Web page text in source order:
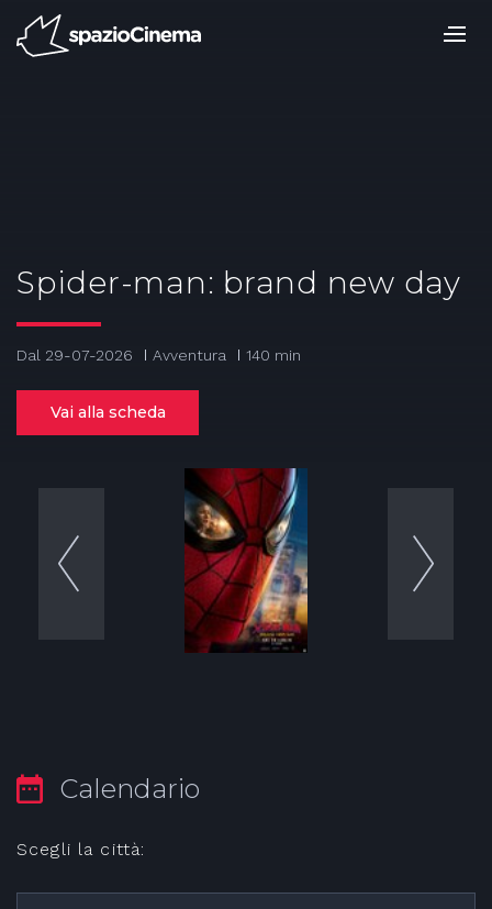
Spider-man: brand new day
Dal 29-07-2026 Avventura 140 min
Vai alla scheda
Calendario
Scegli la città: